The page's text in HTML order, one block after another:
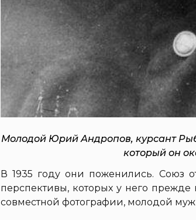
Молодой Юрий Андропов, курсант
который он
В 1935 году они поженились. Союз
перспективы, которых у него
совместной фотографии, молодой